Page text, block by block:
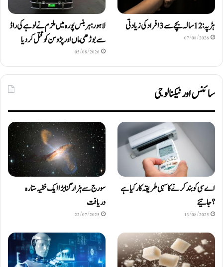
ہڑپہ: 12 سالہ بچے سے 3 افراد کی زیادتی
07/08/2026
لاہور: ہربنس پورہ میں ملزم نے لوہے کی راڈ
سے بوڑھی ماں اور پڑوسن کو قتل کر دیا
05/08/2026
سائنس اور ٹیکنالوجی
اے سی کو بند کرنے کا سہی طریقہ کار کیا ہے
؟ جانیئے
13/08/2025
سورج سے ہزار گنا بڑا ایک خفیہ ستارہ
دریافت
22/07/2025